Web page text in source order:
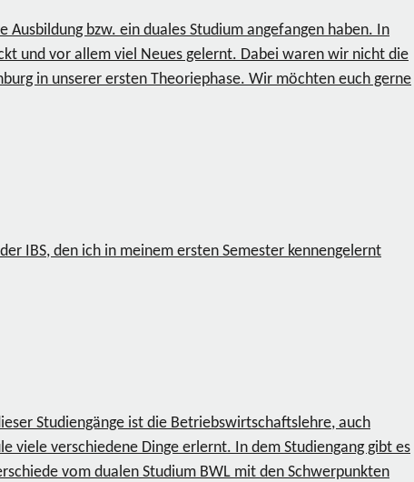
Ausbildung bzw. ein duales Studium angefangen haben. In
und vor allem viel Neues gelernt. Dabei waren wir nicht die
in unserer ersten Theoriephase. Wir möchten euch gerne
IBS, den ich in meinem ersten Semester kennengelernt
Studiengänge ist die Betriebswirtschaftslehre, auch
viele verschiedene Dinge erlernt. In dem Studiengang gibt es
vom dualen Studium BWL mit den Schwerpunkten